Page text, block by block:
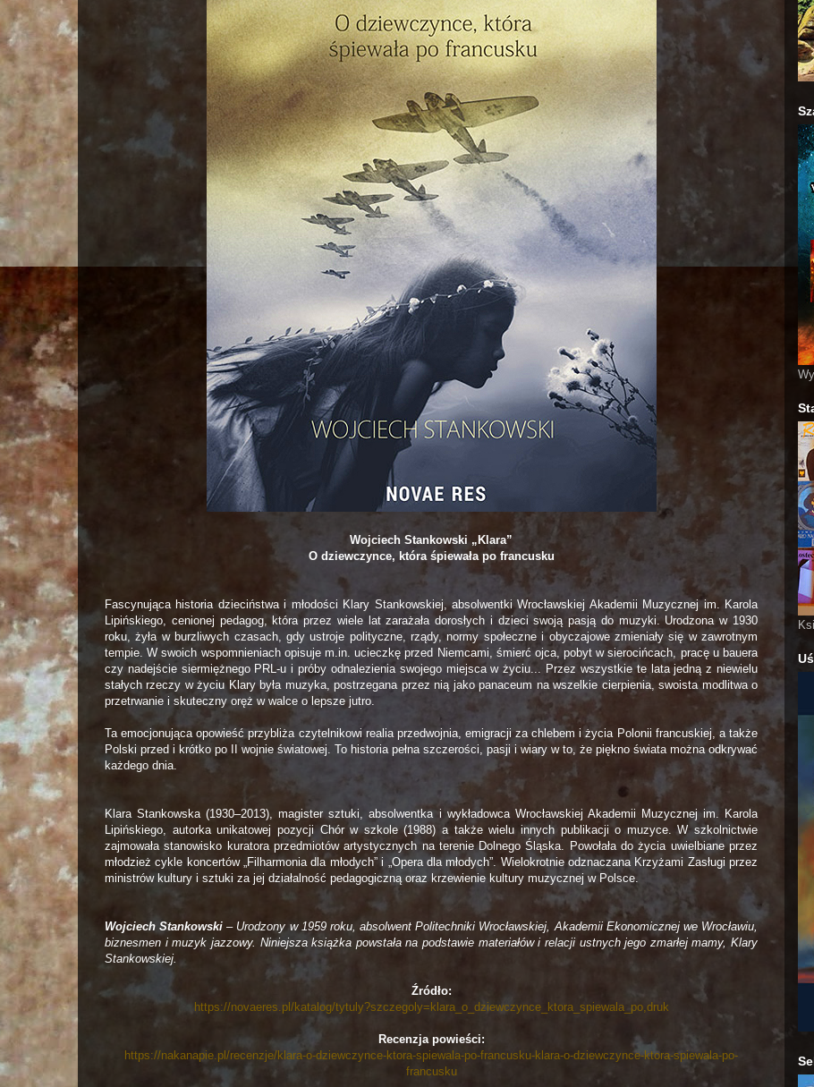
Wojciech Stankowski „Klara”
O dziewczynce, która śpiewała po francusku
Fascynująca historia dzieciństwa i młodości Klary Stankowskiej, absolwentki Wrocławskiej Akademii Muzycznej im. Karola
Lipińskiego, cenionej pedagog, która przez wiele lat zarażała dorosłych i dzieci swoją pasją do muzyki. Urodzona w 1930
roku, żyła w burzliwych czasach, gdy ustroje polityczne, rządy, normy społeczne i obyczajowe zmieniały się w zawrotnym
tempie. W swoich wspomnieniach opisuje m.in. ucieczkę przed Niemcami, śmierć ojca, pobyt w sierocińcach, pracę u bauera
czy nadejście siermiężnego PRL-u i próby odnalezienia swojego miejsca w życiu... Przez wszystkie te lata jedną z niewielu
stałych rzeczy w życiu Klary była muzyka, postrzegana przez nią jako panaceum na wszelkie cierpienia, swoista modlitwa o
przetrwanie i skuteczny oręż w walce o lepsze jutro.
Ta emocjonująca opowieść przybliża czytelnikowi realia przedwojnia, emigracji za chlebem i życia Polonii francuskiej, a także
Polski przed i krótko po II wojnie światowej. To historia pełna szczerości, pasji i wiary w to, że piękno świata można odkrywać
każdego dnia.
Klara Stankowska (1930–2013), magister sztuki, absolwentka i wykładowca Wrocławskiej Akademii Muzycznej im. Karola
Lipińskiego, autorka unikatowej pozycji Chór w szkole (1988) a także wielu innych publikacji o muzyce. W szkolnictwie
zajmowała stanowisko kuratora przedmiotów artystycznych na terenie Dolnego Śląska. Powołała do życia uwielbiane przez
młodzież cykle koncertów „Filharmonia dla młodych” i „Opera dla młodych”. Wielokrotnie odznaczana Krzyżami Zasługi przez
ministrów kultury i sztuki za jej działalność pedagogiczną oraz krzewienie kultury muzycznej w Polsce.
Wojciech Stankowski – Urodzony w 1959 roku, absolwent Politechniki Wrocławskiej, Akademii Ekonomicznej we Wrocławiu,
biznesmen i muzyk jazzowy. Niniejsza książka powstała na podstawie materiałów i relacji ustnych jego zmarłej mamy, Klary
Stankowskiej.
Źródło:
https://novaeres.pl/katalog/tytuly?szczegoly=klara_o_dziewczynce_ktora_spiewala_po,druk
Recenzja powieści:
https://nakanapie.pl/recenzje/klara-o-dziewczynce-ktora-spiewala-po-francusku-klara-o-dziewczynce-ktora-spiewala-po-
francusku